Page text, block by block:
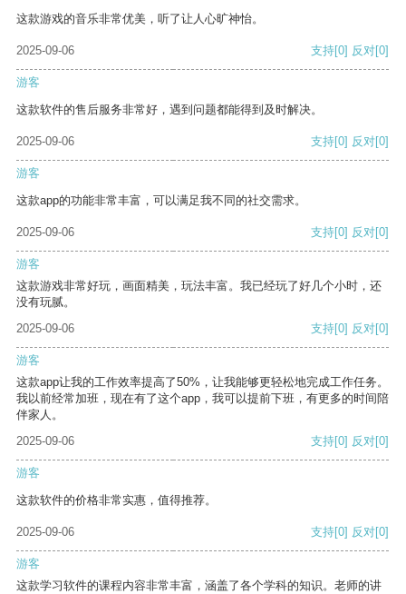
这款游戏的音乐非常优美，听了让人心旷神怡。
2025-09-06 支持[0] 反对[0]
游客
这款软件的售后服务非常好，遇到问题都能得到及时解决。
2025-09-06 支持[0] 反对[0]
游客
这款app的功能非常丰富，可以满足我不同的社交需求。
2025-09-06 支持[0] 反对[0]
游客
这款游戏非常好玩，画面精美，玩法丰富。我已经玩了好几个小时，还
没有玩腻。
2025-09-06
支持[0] 反对[0]
游客
这款app让我的工作效率提高了50%，让我能够更轻松地完成工作任务。
我以前经常加班，现在有了这个app，我可以提前下班，有更多的时间陪
伴家人。
2025-09-06
支持[0] 反对[0]
游客
这款软件的价格非常实惠，值得推荐。
2025-09-06 支持[0] 反对[0]
游客
这款学习软件的课程内容非常丰富，涵盖了各个学科的知识。老师的讲